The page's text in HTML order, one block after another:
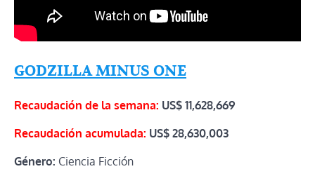
GODZILLA MINUS ONE
Recaudación de la semana: US$ 11,628,669
Recaudación acumulada: US$ 28,630,003
Género: Ciencia Ficción